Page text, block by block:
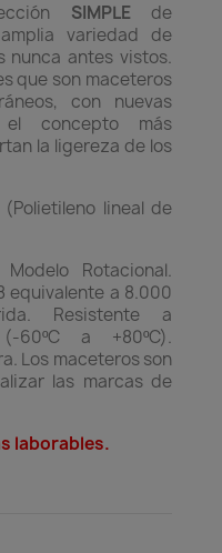
SIMPLEde
variedad de
nunca antes vistos.
que son maceteros
con nuevas
concepto más
la ligereza de los
(Polietileno lineal de
Modelo Rotacional.
equivalente a 8.000
Resistente a
60ºC a +80ºC).
Los maceteros son
las marcas de
laborables.